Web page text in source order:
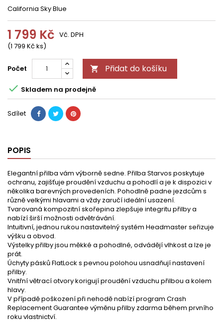
California Sky Blue
1 799 Kč
(1 799 Kč ks)
Vč. DPH
Počet  Přidat do košíku
 Skladem na prodejně
Sdílet
POPIS
Elegantní přilba vám výborně sedne. Přilba Starvos poskytuje
ochranu, zajišťuje proudění vzduchu a pohodlí a je k dispozici v
několika barevných provedeních. Pohodlně padne jezdcům s
různě velkými hlavami a vždy zaručí ideální usazení.
Tvarovaná kompozitní skořepina zlepšuje integritu přilby a
nabízí širší možnosti odvětrávání.
Intuitivní, jednou rukou nastavitelný systém Headmaster seřizuje
výšku a obvod.
Výstelky přilby jsou měkké a pohodlné, odvádějí vlhkost a lze je
prát.
Úchyty pásků FlatLock s pevnou polohou usnadňují nastavení
přilby.
Vnitřní větrací otvory korigují proudění vzduchu přilbou a kolem
hlavy.
V případě poškození při nehodě nabízí program Crash
Replacement Guarantee výměnu přilby zdarma během prvního
roku vlastnictví.